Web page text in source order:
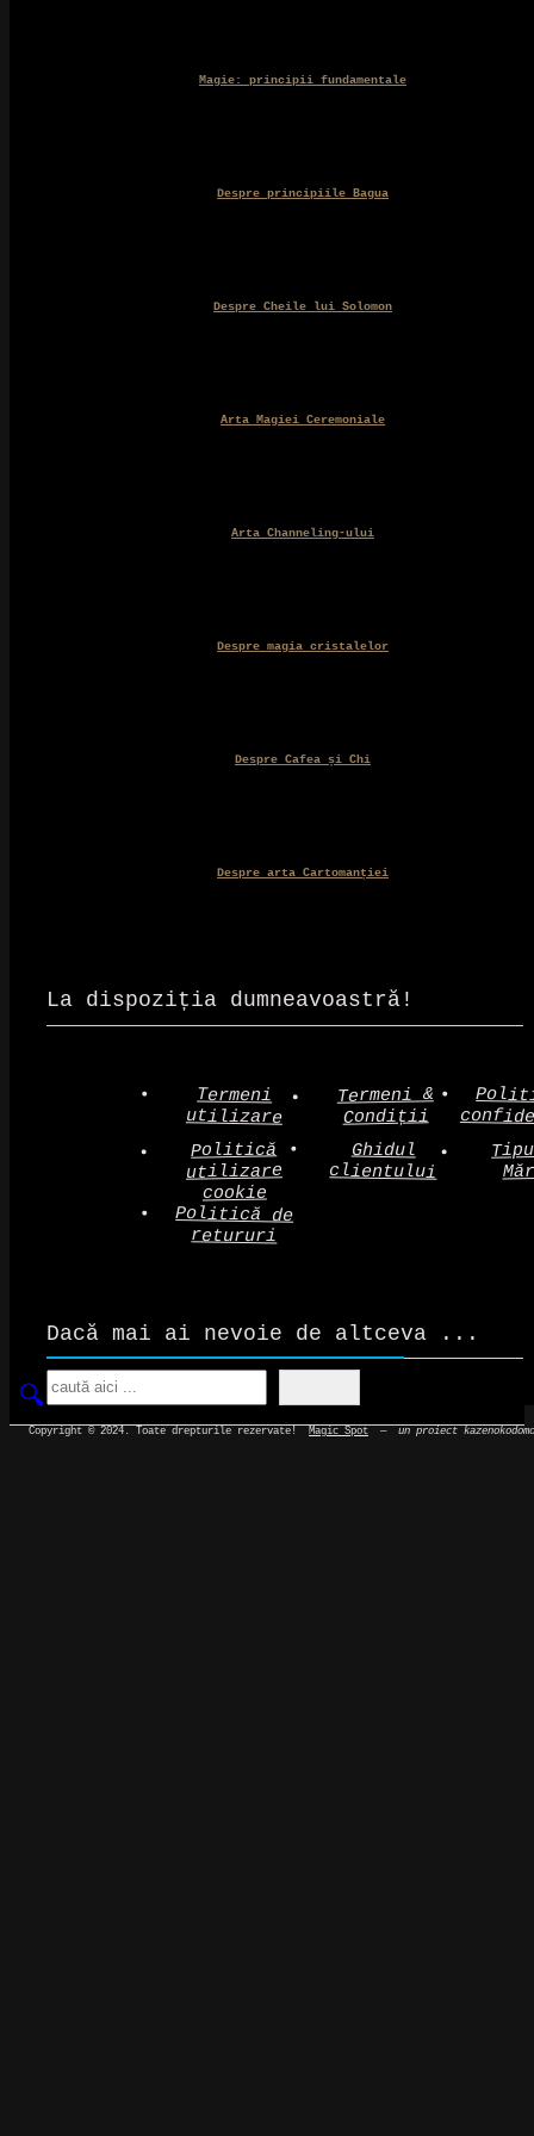
Magie: principii fundamentale
Despre principiile Bagua
Despre Cheile lui Solomon
Arta Magiei Ceremoniale
Arta Channeling-ului
Despre magia cristalelor
Despre Cafea și Chi
Despre arta Cartomanției
La dispoziția dumneavoastră!
Termeni
utilizare
Termeni &
Condiții
Politică
utilizare
cookie
Ghidul
clientului
Politică de
retururi
Dacă mai ai nevoie de altceva ...
Copyright © 2024. Toate drepturile rezervate! Magic Spot — un proiect